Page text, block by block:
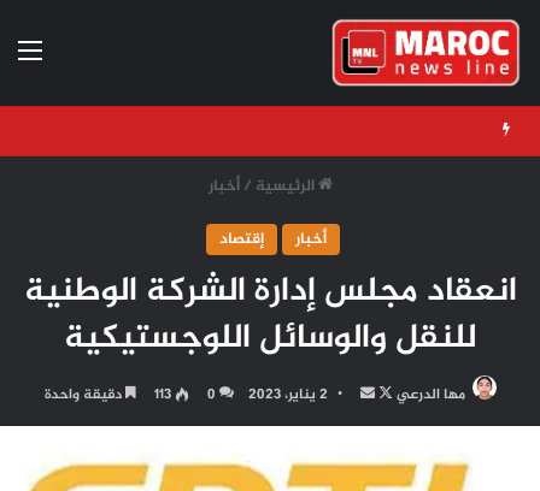
الرئيسية / أخبار
أخبار
إقتصاد
انعقاد مجلس إدارة الشركة الوطنية
للنقل والوسائل اللوجستيكية
مها الدرعي
تابع
على
أرسل
بريدا
2 يناير، 2023 0
113 دقيقة واحدة